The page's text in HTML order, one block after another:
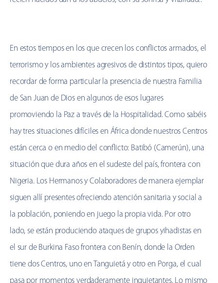
En estos tiempos en los que crecen los conflictos armados, el
terrorismo y los ambientes agresivos de distintos tipos, quiero
recordar de forma particular la presencia de nuestra Familia
de San Juan de Dios en algunos de esos lugares
promoviendo la Paz a través de la Hospitalidad. Como sabéis
hay tres situaciones difíciles en África donde nuestros Centros
están cerca o en medio del conflicto: Batibó (Camerún), una
situación que dura años en el sudeste del país, frontera con
Nigeria. Los Hermanos y Colaboradores de manera ejemplar
siguen allí presentes ofreciendo atención sanitaria y social a
la población, poniendo en juego la propia vida. Por otro
lado, se están produciendo ataques de grupos yihadistas en
el sur de Burkina Faso frontera con Benín, donde la Orden
tiene dos Centros, uno en Tanguietá y otro en Porga, el cual
pasa por momentos verdaderamente inquietantes. Lo mismo